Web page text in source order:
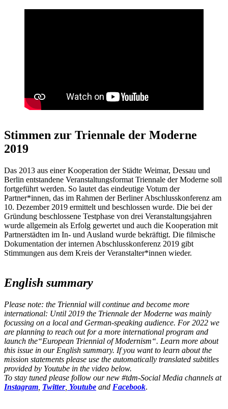
Stimmen zur Triennale der Moderne
2019
Das 2013 aus einer Kooperation der Städte Weimar, Dessau und
Berlin entstandene Veranstaltungsformat Triennale der Moderne soll
fortgeführt werden. So lautet das eindeutige Votum der
Partner*innen, das im Rahmen der Berliner Abschlusskonferenz am
10. Dezember 2019 ermittelt und beschlossen wurde. Die bei der
Gründung beschlossene Testphase von drei Veranstaltungsjahren
wurde allgemein als Erfolg gewertet und auch die Kooperation mit
Partnerstädten im In- und Ausland wurde bekräftigt. Die filmische
Dokumentation der internen Abschlusskonferenz 2019 gibt
Stimmungen aus dem Kreis der Veranstalter*innen wieder.
English summary
Please note: the Triennial will continue and become more
international: Until 2019 the Triennale der Moderne was mainly
focussing on a local and German-speaking audience. For 2022 we
are planning to reach out for a more international program and
launch the“European Triennial of Modernism“. Learn more about
this issue in our English summary. If you want to learn about the
mission statements please use the automatically translated subtitles
provided by Youtube in the video below.
To stay tuned please follow our new #tdm-Social Media channels at
Instagram Twitter, Youtube and Facebook.